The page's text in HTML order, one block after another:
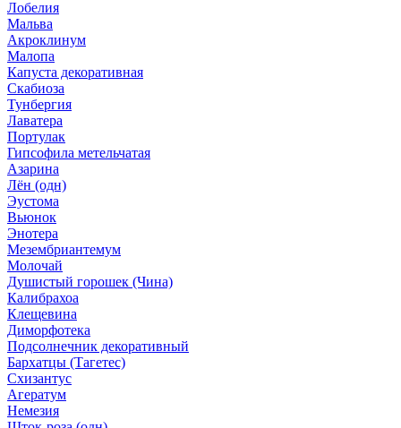
Лобелия
Мальва
Акроклинум
Малопа
Капуста декоративная
Скабиоза
Тунбергия
Лаватера
Портулак
Гипсофила метельчатая
Азарина
Лён (одн)
Эустома
Вьюнок
Энотера
Мезембриантемум
Молочай
Душистый горошек (Чина)
Калибрахоа
Клещевина
Диморфотека
Подсолнечник декоративный
Бархатцы (Тагетес)
Схизантус
Агератум
Немезия